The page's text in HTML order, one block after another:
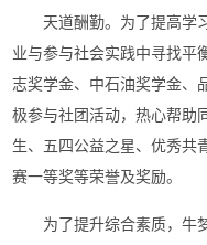
天道酬勤。为了提高学
业与参与社会实践中寻找平
志奖学金、中石油奖学金、
极参与社团活动，热心帮助
生、五四公益之星、优秀共
赛一等奖等荣誉及奖励。
为了提升综合素质，牛